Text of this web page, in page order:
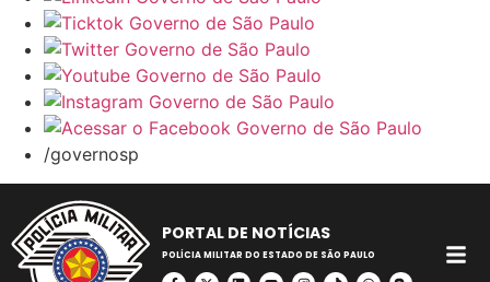
/governosp
PORTAL DE NOTÍCIAS
POLÍCIA MILITAR DO ESTADO DE SÃO PAULO